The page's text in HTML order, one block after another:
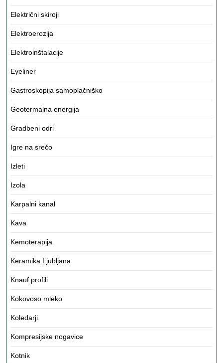
Električni skiroji
Elektroerozija
Elektroinštalacije
Eyeliner
Gastroskopija samoplačniško
Geotermalna energija
Gradbeni odri
Igre na srečo
Izleti
Izola
Karpalni kanal
Kava
Kemoterapija
Keramika Ljubljana
Knauf profili
Kokovoso mleko
Koledarji
Kompresijske nogavice
Kotnik